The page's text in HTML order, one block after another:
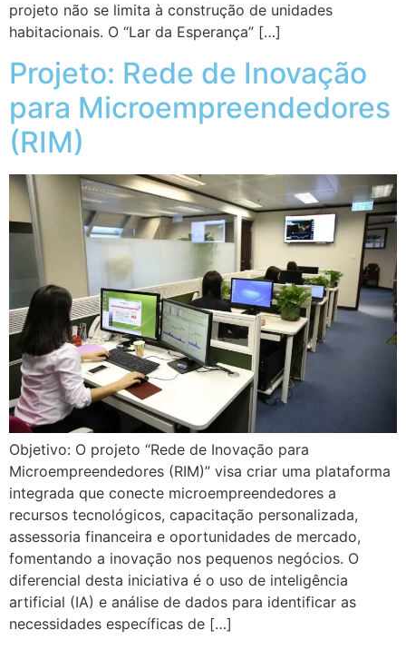
projeto não se limita à construção de unidades
habitacionais. O “Lar da Esperança” […]
Projeto: Rede de Inovação
para Microempreendedores
(RIM)
Objetivo: O projeto “Rede de Inovação para
Microempreendedores (RIM)” visa criar uma plataforma
integrada que conecte microempreendedores a
recursos tecnológicos, capacitação personalizada,
assessoria financeira e oportunidades de mercado,
fomentando a inovação nos pequenos negócios. O
diferencial desta iniciativa é o uso de inteligência
artificial (IA) e análise de dados para identificar as
necessidades específicas de […]